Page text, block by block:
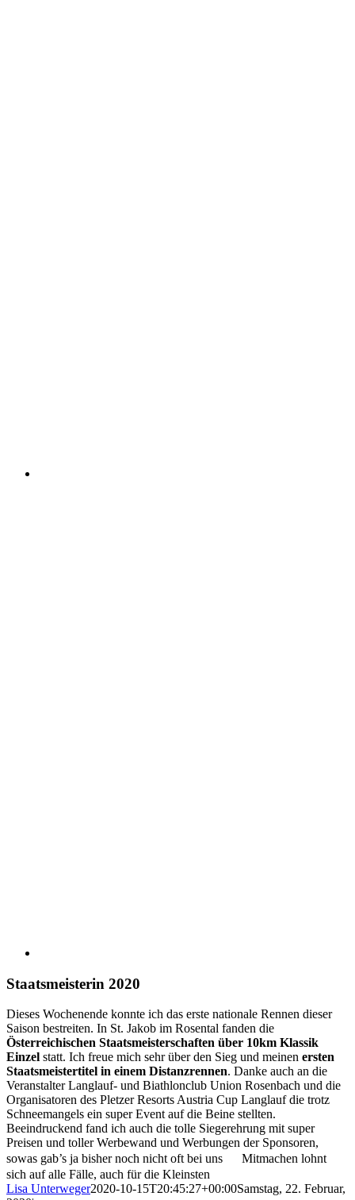
Staatsmeisterin 2020
Dieses Wochenende konnte ich das erste nationale Rennen dieser
Saison bestreiten. In St. Jakob im Rosental fanden die
Österreichischen Staatsmeisterschaften über 10km Klassik
Einzel statt. Ich freue mich sehr über den Sieg und meinen ersten
Staatsmeistertitel in einem Distanzrennen. Danke auch an die
Veranstalter Langlauf- und Biathlonclub Union Rosenbach und die
Organisatoren des Pletzer Resorts Austria Cup Langlauf die trotz
Schneemangels ein super Event auf die Beine stellten.
Beeindruckend fand ich auch die tolle Siegerehrung mit super
Preisen und toller Werbewand und Werbungen der Sponsoren,
sowas gab’s ja bisher noch nicht oft bei uns
Mitmachen lohnt
sich auf alle Fälle, auch für die Kleinsten
Lisa Unterweger2020-10-15T20:45:27+00:00Samstag, 22. Februar,